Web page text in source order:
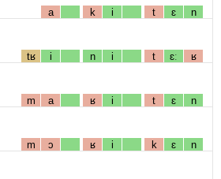
a k i t ɛ n
tʁ i n i t ɛː ʁ
m a ʁ i t ɛ n
m ɔ ʁ i k ɛ n